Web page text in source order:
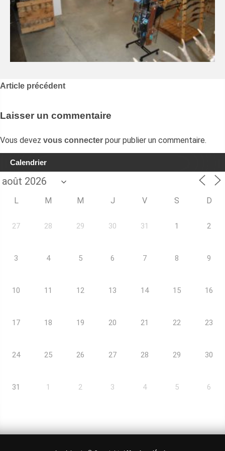
Navigation
l’article
Article précédent
Laisser un commentaire
Vous devez vous connecter pour publier un commentaire.
Calendrier
L M M J V S D
27 28 29 30 31 1 2
3 4 5 6 7 8 9
10 11 12 13 14 15 16
17 18 19 20 21 22 23
24 25 26 27 28 29 30
31 1 2 3 4 5 6